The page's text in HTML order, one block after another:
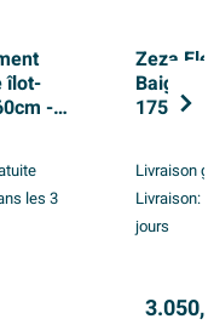
îlot-
-
les 3
Zeza
peach
Livraison
Livraison:
jours
3.050,